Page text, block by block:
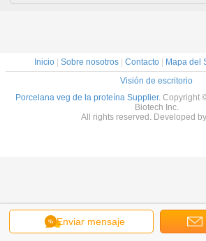
Enviar mensaje
Inicio| Sobre nosotros| Contacto| Mapa del
Visión de escritorio
Porcelana veg de la proteína Supplier. Copyright
Biotech Inc.
All rights reserved. Developed by